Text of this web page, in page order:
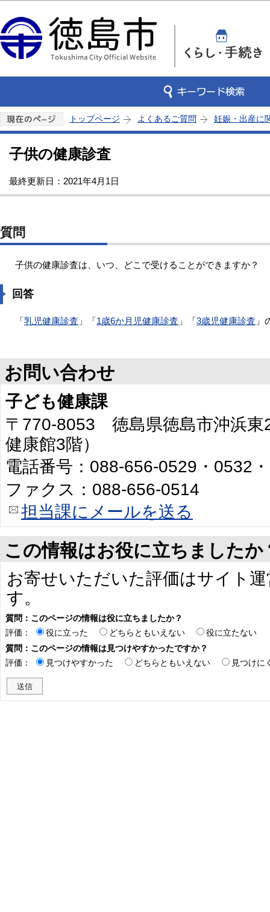
トップページ よくあるご質問 妊娠・出産に
子供の健康診査
最終更新日：2021年4月1日
質問
子供の健康診査は、いつ、どこで受けることができますか？
回答
「乳児健康診査 」「1歳6か月児健康診査 」「3歳児健康診査 」
お問い合わせ
子ども健康課
〒770-8053 徳島県徳島市沖浜東
健康館3階）
電話番号：088-656-0529・0532
ファクス：088-656-0514
担当課にメールを送る
この情報はお役に立ちましたか
お寄せいただいた評価はサイト
す。
質問：このページの情報は役に立ちましたか？
評価：
役に立った どちらともいえない
役に立たない
質問：このページの情報は見つけやすかったですか？
評価：
見つけやすかった どちらともいえない 見つけに